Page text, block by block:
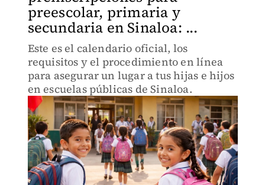
preescolar, primaria y
secundaria en Sinaloa: ...
Este es el calendario oficial, los
requisitos y el procedimiento en línea
para asegurar un lugar a tus hijas e hijos
en escuelas públicas de Sinaloa.